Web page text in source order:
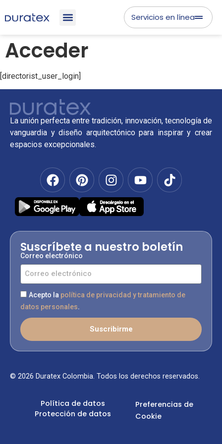
Servicios en línea
Acceder
[directorist_user_login]
La unión perfecta entre tradición, innovación, tecnología de
vanguardia y diseño arquitectónico para inspirar y crear
espacios excepcionales.
Suscríbete a nuestro boletín
Correo electrónico
Acepto la política de privacidad y tratamiento de
datos personales.
Suscribirme
© 2026 Duratex Colombia. Todos los derechos reservados.
Política de datos
Protección de datos
Preferencias de
Cookie